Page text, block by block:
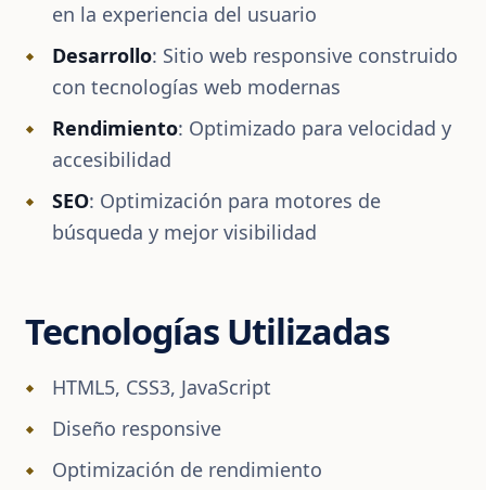
en la experiencia del usuario
Desarrollo: Sitio web responsive construido
con tecnologías web modernas
Rendimiento: Optimizado para velocidad y
accesibilidad
SEO: Optimización para motores de
búsqueda y mejor visibilidad
Tecnologías Utilizadas
HTML5, CSS3, JavaScript
Diseño responsive
Optimización de rendimiento